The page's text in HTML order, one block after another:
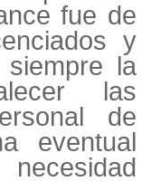
fue de
y
siempre la
las
de
eventual